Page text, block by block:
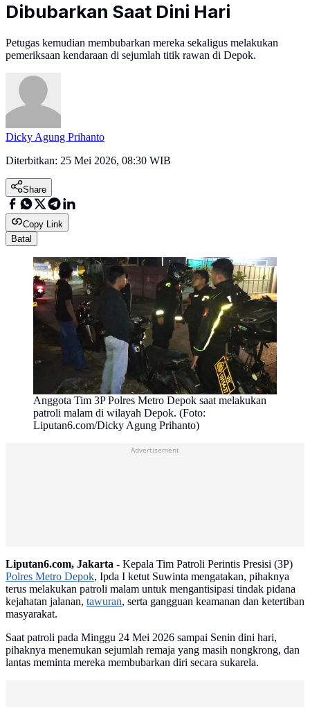
Dibubarkan Saat Dini Hari
Petugas kemudian membubarkan mereka sekaligus melakukan
pemeriksaan kendaraan di sejumlah titik rawan di Depok.
Dicky Agung Prihanto
Diterbitkan: 25 Mei 2026, 08:30 WIB
Share
Copy Link
Batal
Anggota Tim 3P Polres Metro Depok saat melakukan
patroli malam di wilayah Depok. (Foto:
Liputan6.com/Dicky Agung Prihanto)
Advertisement
Liputan6.com, Jakarta - Kepala Tim Patroli Perintis Presisi (3P)
Polres Metro Depok, Ipda I ketut Suwinta mengatakan, pihaknya
terus melakukan patroli malam untuk mengantisipasi tindak pidana
kejahatan jalanan, tawuran, serta gangguan keamanan dan ketertiban
masyarakat.
Saat patroli pada Minggu 24 Mei 2026 sampai Senin dini hari,
pihaknya menemukan sejumlah remaja yang masih nongkrong, dan
lantas meminta mereka membubarkan diri secara sukarela.